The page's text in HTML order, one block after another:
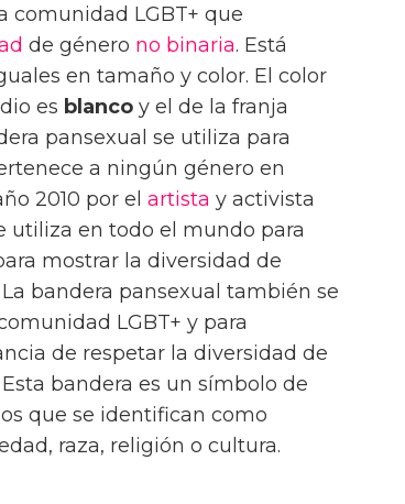
comunidad LGBT+ que
de género no binaria. Está
en tamaño y color. El color
es blanco y el de la franja
pansexual se utiliza para
a ningún género en
2010 por el artista y activista
utiliza en todo el mundo para
mostrar la diversidad de
bandera pansexual también se
LGBT+ y para
de respetar la diversidad de
bandera es un símbolo de
que se identifican como
raza, religión o cultura.